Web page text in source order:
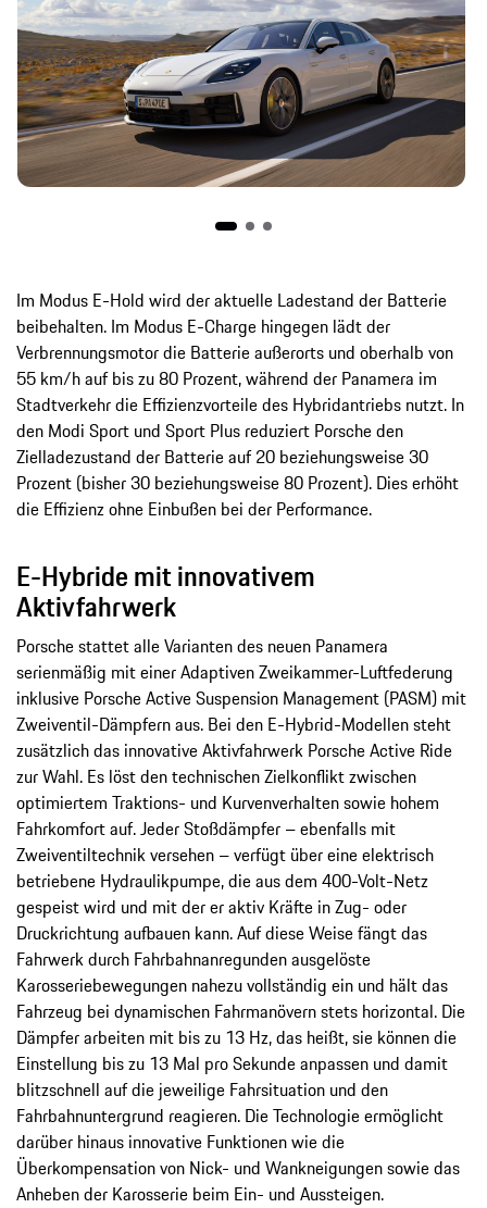
Im Modus E-Hold wird der aktuelle Ladestand der Batterie
beibehalten. Im Modus E-Charge hingegen lädt der
Verbrennungsmotor die Batterie außerorts und oberhalb von
55 km/h auf bis zu 80 Prozent, während der Panamera im
Stadtverkehr die Effizienzvorteile des Hybridantriebs nutzt. In
den Modi Sport und Sport Plus reduziert Porsche den
Zielladezustand der Batterie auf 20 beziehungsweise 30
Prozent (bisher 30 beziehungsweise 80 Prozent). Dies erhöht
die Effizienz ohne Einbußen bei der Performance.
E-Hybride mit innovativem
Aktivfahrwerk
Porsche stattet alle Varianten des neuen Panamera
serienmäßig mit einer Adaptiven Zweikammer-Luftfederung
inklusive Porsche Active Suspension Management (PASM) mit
Zweiventil-Dämpfern aus. Bei den E-Hybrid-Modellen steht
zusätzlich das innovative Aktivfahrwerk Porsche Active Ride
zur Wahl. Es löst den technischen Zielkonflikt zwischen
optimiertem Traktions- und Kurvenverhalten sowie hohem
Fahrkomfort auf. Jeder Stoßdämpfer – ebenfalls mit
Zweiventiltechnik versehen – verfügt über eine elektrisch
betriebene Hydraulikpumpe, die aus dem 400-Volt-Netz
gespeist wird und mit der er aktiv Kräfte in Zug- oder
Druckrichtung aufbauen kann. Auf diese Weise fängt das
Fahrwerk durch Fahrbahnanregunden ausgelöste
Karosseriebewegungen nahezu vollständig ein und hält das
Fahrzeug bei dynamischen Fahrmanövern stets horizontal. Die
Dämpfer arbeiten mit bis zu 13 Hz, das heißt, sie können die
Einstellung bis zu 13 Mal pro Sekunde anpassen und damit
blitzschnell auf die jeweilige Fahrsituation und den
Fahrbahnuntergrund reagieren. Die Technologie ermöglicht
darüber hinaus innovative Funktionen wie die
Überkompensation von Nick- und Wankneigungen sowie das
Anheben der Karosserie beim Ein- und Aussteigen.